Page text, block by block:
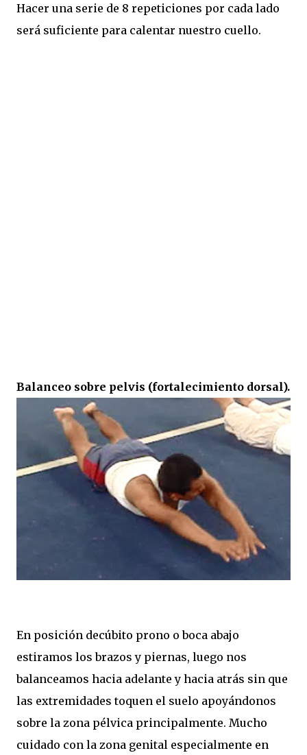
Hacer una serie de 8 repeticiones por cada lado
será suficiente para calentar nuestro cuello.
Balanceo sobre pelvis (fortalecimiento dorsal).
En posición decúbito prono o boca abajo
estiramos los brazos y piernas, luego nos
balanceamos hacia adelante y hacia atrás sin que
las extremidades toquen el suelo apoyándonos
sobre la zona pélvica principalmente. Mucho
cuidado con la zona genital especialmente en